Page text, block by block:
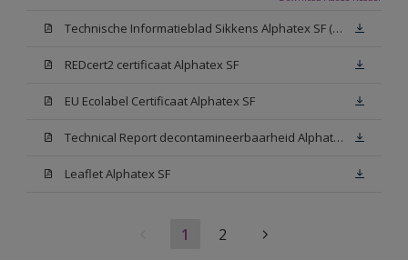
Technische Informatieblad Sikkens Alphatex SF (PDF)
REDcert2 certificaat Alphatex SF
EU Ecolabel Certificaat Alphatex SF
Technical Report decontamineerbaarheid Alphatex SF
Leaflet Alphatex SF
1 2